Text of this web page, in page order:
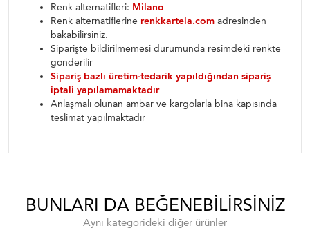
Renk alternatifleri: Milano
Renk alternatiflerine renkkartela.com adresinden
bakabilirsiniz.
Siparişte bildirilmemesi durumunda resimdeki renkte
gönderilir
Sipariş bazlı üretim-tedarik yapıldığından sipariş
iptali yapılamamaktadır
Anlaşmalı olunan ambar ve kargolarla bina kapısında
teslimat yapılmaktadır
BUNLARI DA BEĞENEBILIRSINIZ
Aynı kategorideki diğer ürünler